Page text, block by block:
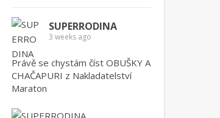
SUPERRODINA
3 weeks ago
Právě se chystám číst OBUŠKY A
CHAČAPURI z Nakladatelství
Maraton